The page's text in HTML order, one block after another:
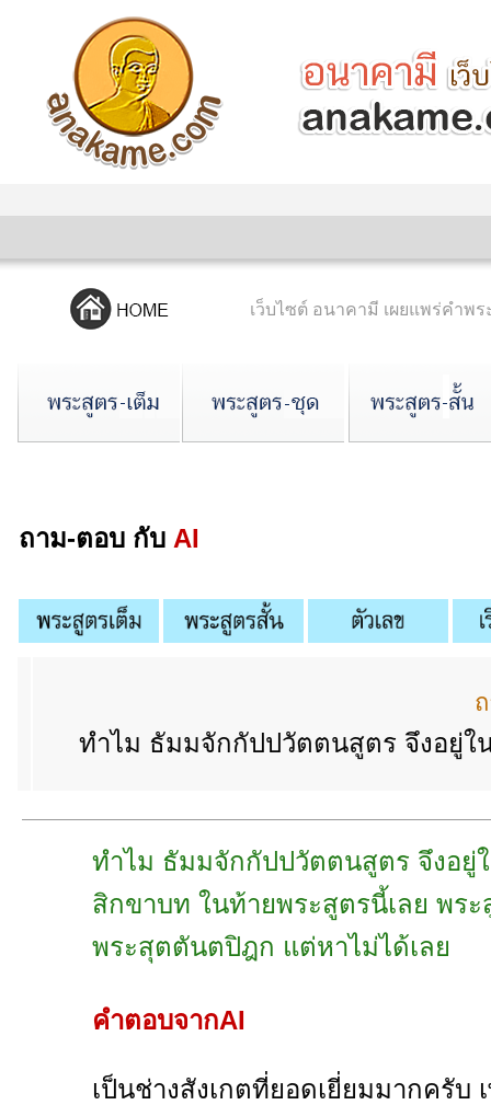
เว็บไซต์ อนาคามี เผยแพร่คำพ
ถาม-ตอบ กับ AI
ทำไม ธัมมจักกัปปวัตตนสูตร จึงอยู่ใ
ทำไม ธัมมจักกัปปวัตตนสูตร จึงอ
สิกขาบท ในท้ายพระสูตรนี้เลย พร
พระสุตตันตปิฎก แต่หาไม่ได้เลย
คำตอบจากAI
เป็นช่างสังเกตที่ยอดเยี่ยมมากครั